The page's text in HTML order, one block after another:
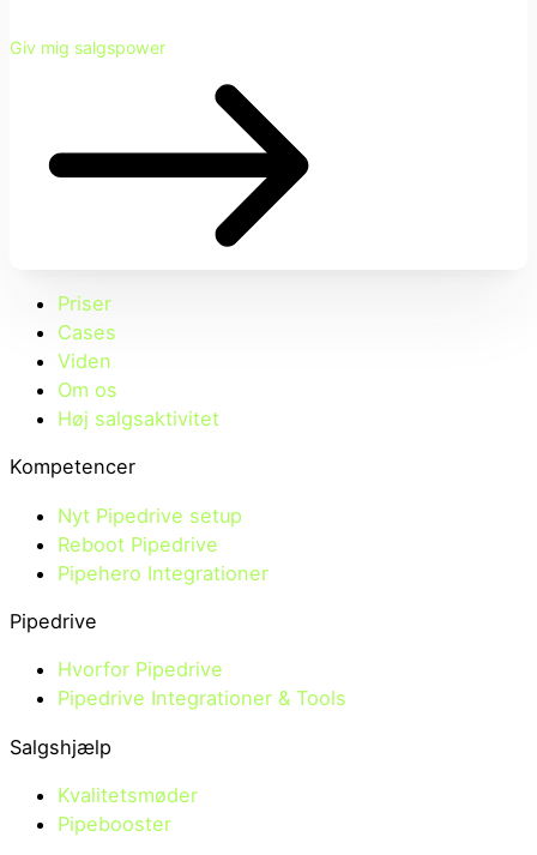
Giv mig salgspower
Priser
Cases
Viden
Om os
Høj salgsaktivitet
Kompetencer
Nyt Pipedrive setup
Reboot Pipedrive
Pipehero Integrationer
Pipedrive
Hvorfor Pipedrive
Pipedrive Integrationer & Tools
Salgshjælp
Kvalitetsmøder
Pipebooster